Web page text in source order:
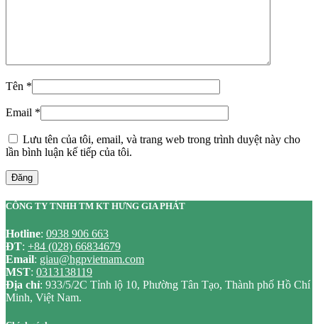
Tên *
Email *
Lưu tên của tôi, email, và trang web trong trình duyệt này cho
lần bình luận kế tiếp của tôi.
Đăng
CÔNG TY TNHH TM KT HƯNG GIA PHÁT
Hotline: 0938 906 663
ĐT: +84 (028) 66834679
Email: giau@hgpvietnam.com
MST: 0313138119
Địa chỉ: 933/5/2C Tỉnh lộ 10, Phường Tân Tạo, Thành phố Hồ Chí
Minh, Việt Nam.